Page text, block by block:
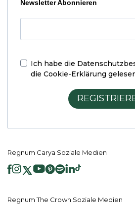
Newsletter Abonnieren
Ich habe die
die Cookie-Erklärung
Regnum Carya Soziale Medien
Regnum The Crown Soziale Medien